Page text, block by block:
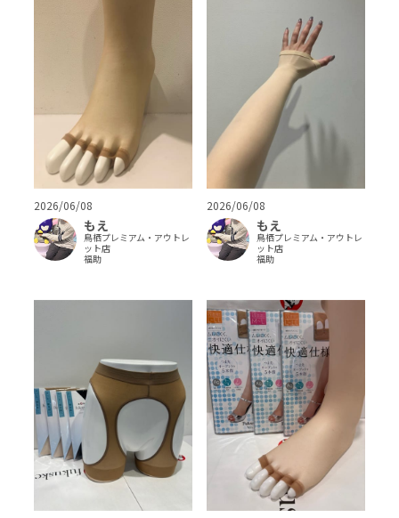
2026/06/08
もえ
鳥栖プレミアム・アウトレ
ット店
福助
2026/06/08
もえ
鳥栖プレミアム・アウトレ
ット店
福助